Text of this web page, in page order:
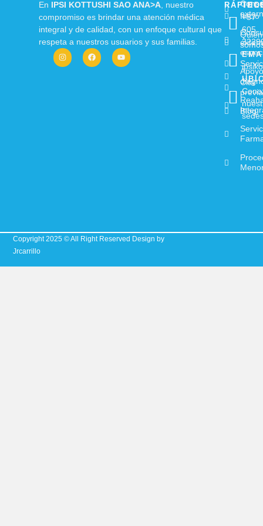
En IPSI KOTTUSHI SAO ANA>A, nuestro
compromiso es brindar una atención médica
integral y de calidad, con un enfoque cultural que
respeta a nuestros usuarios y sus familias.
Inicio
Cita
previa
Blog
Apoyo
+57
605
Copyright 2025 © All Right Reserved Design by
Jrcarrillo